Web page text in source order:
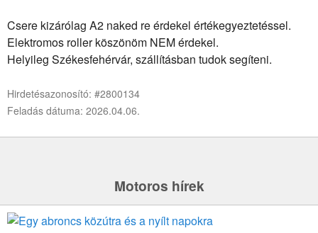
Csere kizárólag A2 naked re érdekel értékegyeztetéssel.
Elektromos roller köszönöm NEM érdekel.
Helyileg Székesfehérvár, szállításban tudok segíteni.
Hirdetésazonosító: #2800134
Feladás dátuma: 2026.04.06.
Motoros hírek